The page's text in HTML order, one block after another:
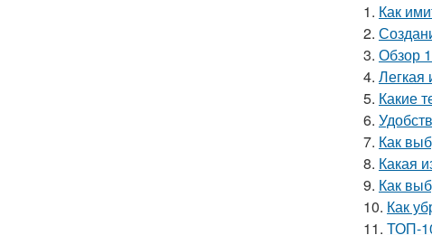
1. Как
2.
3. Обзор
4. Легкая
5. Какие
6.
7. Как
8. Какая
9. Как
10. Как
11. ТОП-